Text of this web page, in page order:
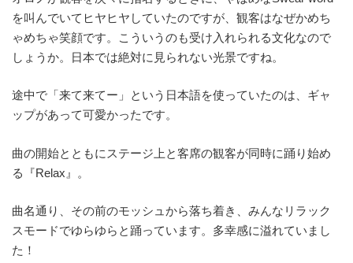
を叫んでいてヒヤヒヤしていたのですが、観客はなぜかめち
ゃめちゃ笑顔です。こういうのも受け入れられる文化なので
しょうか。日本では絶対に見られない光景ですね。
途中で「来て来てー」という日本語を使っていたのは、ギャ
ップがあって可愛かったです。
曲の開始とともにステージ上と客席の観客が同時に踊り始め
る『Relax』。
曲名通り、その前のモッシュから落ち着き、みんなリラック
スモードでゆらゆらと踊っています。多幸感に溢れていまし
た！